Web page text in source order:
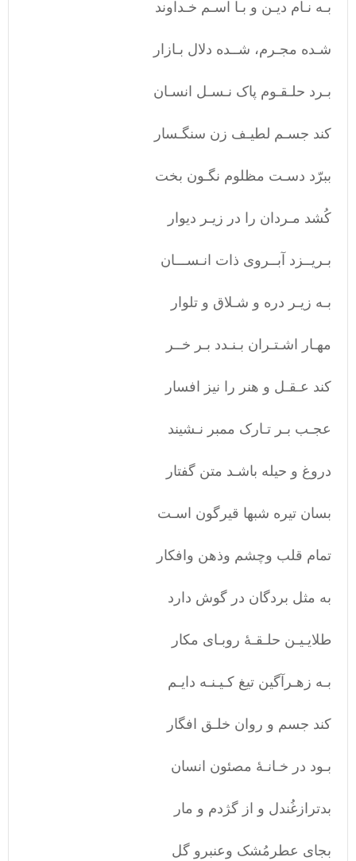
بـه نـام دیـن و بـا اسـم خـداوند
شـده مجـرم، شــده دلال بـازار
بـرد حلـقـوم پاک نـسـل انسـان
کند جسـم لطیـف زن سنگـسار
ببرّد دسـت مظلوم نگـون بخت
کُشد مـردان را در زیـر دیوار
بـریــزد آبــروی ذات انـســـان
بـه زیـر دره و شـلاق و تلوار
مهـار اشـتـران بـنـدد بـر خــر
کند عـقـل و هنر را نیز افسار
عجـب بـر تـارک ممبر نـشیند
دروغ و حیله باشـد متن گفتار
بسان تیره شبها قیرگون اسـت
تمام قلب وچشم وذهن وافکار
به مثل بردگان در گوش دارد
طلایـیـن حلـقـۀ روبـای مکار
بـه زهـرآگین تیغ کـیـنـه دایـم
کند جسم و روان خلـق افگار
بـود در خـانـۀ مصئون انسان
بدترازغُندل و از گژدم و مار
بجای عطرمُشک وعنبرو گل